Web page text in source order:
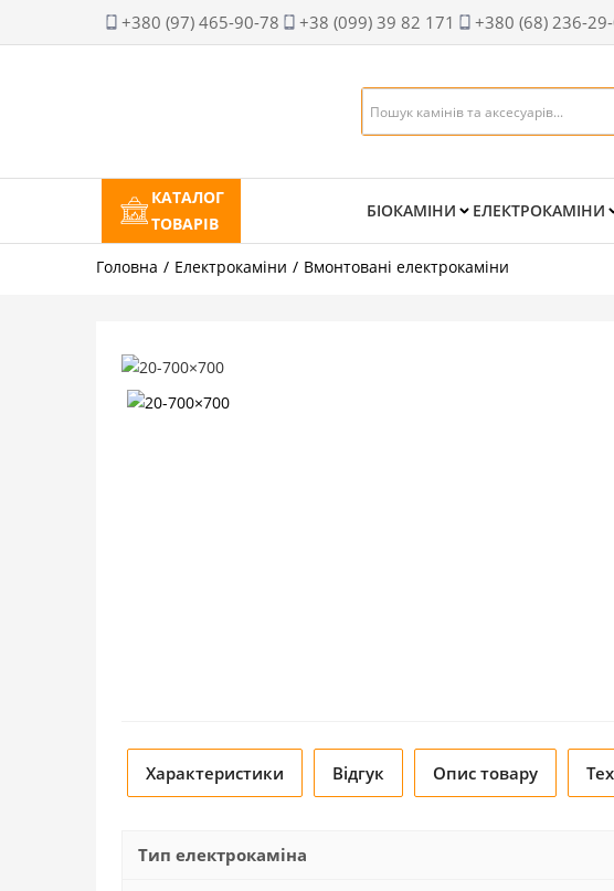
+380 (97) 465-90-78 +38 (099) 39 82 171 +380 (68) 236-
КАТАЛОГ
ТОВАРІВ
БІОКАМІНИ ЕЛЕКТРОКАМІНИ
Головна Електрокаміни Вмонтовані електрокаміни
Характеристики Відгук Опис товару
Тип електрокаміна